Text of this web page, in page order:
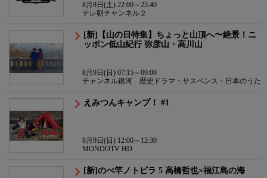
8月8日(土) 22:00～23:40
テレ朝チャンネル２
[新]【山の日特集】ちょっと山頂へ〜絶景！ニ
ッポン低山紀行 弥彦山・高川山
8月9日(日) 07:15～09:00
チャンネル銀河 歴史ドラマ・サスペンス・日本のうた
えみつんキャンプ！ #1
8月9日(日) 12:00～12:30
MONDOTV HD
[新]のべ竿ノトビラ 5 高橋哲也×福江島の海